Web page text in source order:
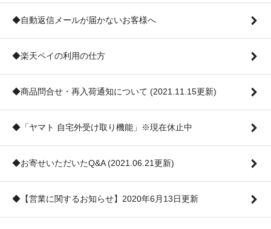
◆自動返信メールが届かないお客様へ
◆楽天ペイの利用の仕方
◆商品問合せ・再入荷通知について (2021.11.15更新)
◆「ヤマト 自宅外受け取り機能」※現在休止中
◆お寄せいただいたQ&A (2021.06.21更新)
◆【営業に関するお知らせ】2020年6月13日更新